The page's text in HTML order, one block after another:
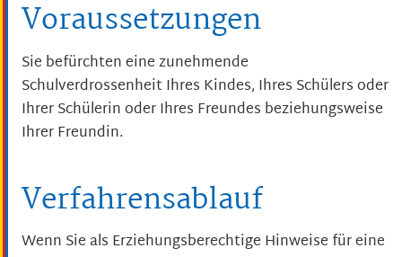
Voraussetzungen
Sie befürchten eine zunehmende
Schulverdrossenheit Ihres Kindes, Ihres Schülers oder
Ihrer Schülerin oder Ihres Freundes beziehungsweise
Ihrer Freundin.
Verfahrensablauf
Wenn Sie als Erziehungsberechtige Hinweise für eine